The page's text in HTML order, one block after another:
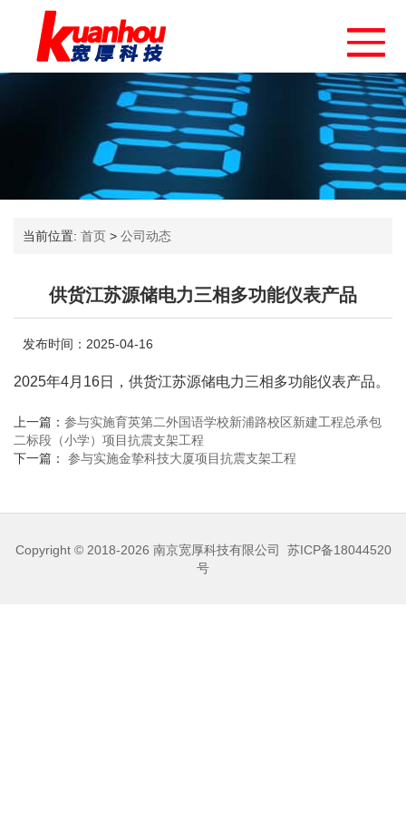
当前位置: 首页 > 公司动态
供货江苏源储电力三相多功能仪表产品
发布时间：2025-04-16
2025年4月16日，供货江苏源储电力三相多功能仪表产品。
上一篇： 参与实施育英第二外国语学校新浦路校区新建工程总承包
二标段（小学）项目抗震支架工程
下一篇：
参与实施金挚科技大厦项目抗震支架工程
Copyright © 2018-2026 南京宽厚科技有限公司
苏ICP备18044520
号